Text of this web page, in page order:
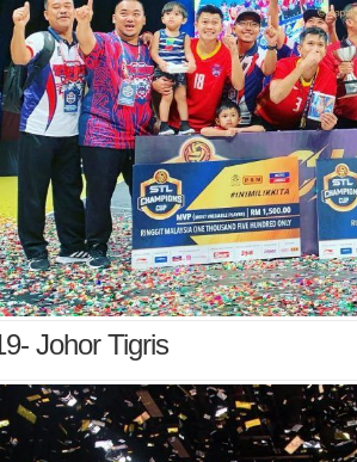
Johor Tigris